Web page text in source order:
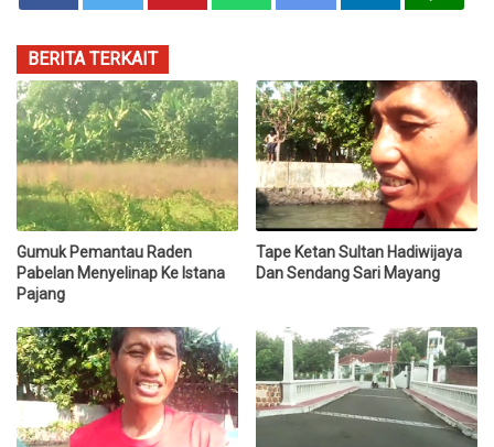
BERITA TERKAIT
Gumuk Pemantau Raden
Pabelan Menyelinap Ke Istana
Pajang
Tape Ketan Sultan Hadiwijaya
Dan Sendang Sari Mayang